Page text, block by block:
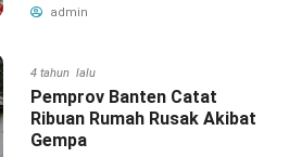
admin
4 tahun lalu
Pemprov Banten Catat
Ribuan Rumah Rusak Akibat
Gempa